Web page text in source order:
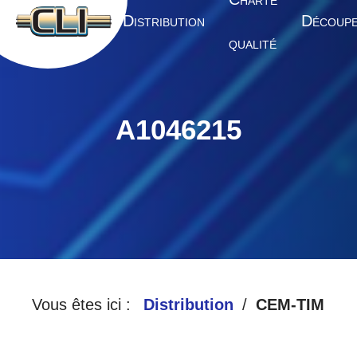
A CCUEIL DISTRIBUTION
QUALITÉ
D
A1046215
Vous êtes ici : Distribution CEM-TIM